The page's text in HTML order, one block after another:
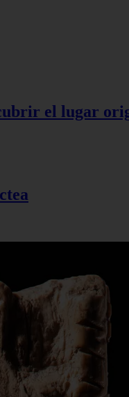
el lugar